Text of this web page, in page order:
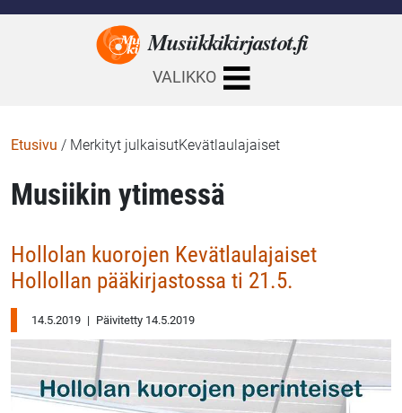
Musiikkikirjastot.fi
VALIKKO
Etusivu / Merkityt julkaisutKevätlaulajaiset
Musiikin ytimessä
Hollolan kuorojen Kevätlaulajaiset
Hollollan pääkirjastossa ti 21.5.
14.5.2019 | Päivitetty 14.5.2019